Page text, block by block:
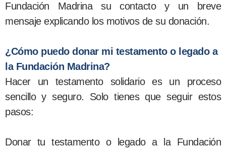
Fundación Madrina su contacto y un breve
mensaje explicando los motivos de su donación.
¿Cómo puedo donar mi testamento o legado a
la Fundación Madrina?
Hacer un testamento solidario es un proceso
sencillo y seguro. Solo tienes que seguir estos
pasos:
Donar tu testamento o legado a la Fundación